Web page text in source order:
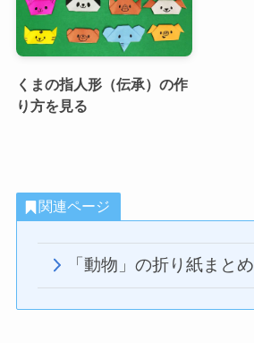
くまの指人形（伝承）の作
り方を見る
関連ページ
「動物」の折り紙まとめ